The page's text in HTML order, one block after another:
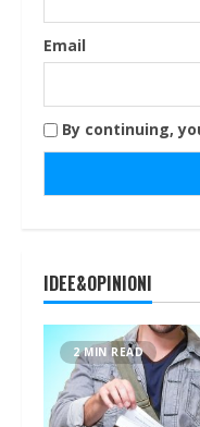
Email
By continuing,
IDEE&OPINIONI
2 MIN READ